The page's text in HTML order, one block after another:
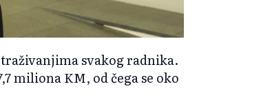
svakog radnika.
miliona KM, od čega se oko